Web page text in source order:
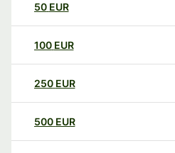
50 EUR
100 EUR
250 EUR
500 EUR